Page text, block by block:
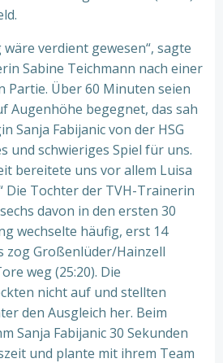
verdient gewesen“, sagte
Sabine Teichmann nach einer
Partie. Über 60 Minuten seien
Augenhöhe begegnet, das sah
Sanja Fabijanic von der HSG
und schwieriges Spiel für uns.
bereitete uns vor allem Luisa
Die Tochter der TVH-Trainerin
davon in den ersten 30
wechselte häufig, erst 14
zog Großenlüder/Hainzell
weg (25:20). Die
nicht auf und stellten
den Ausgleich her. Beim
Sanja Fabijanic 30 Sekunden
und plante mit ihrem Team